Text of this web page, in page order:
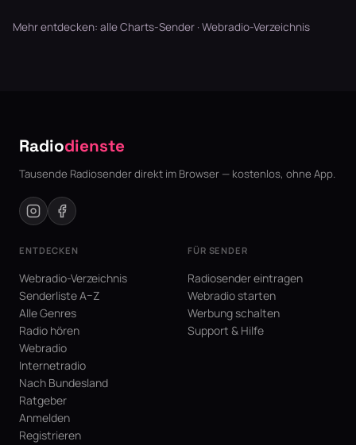
Mehr entdecken: alle Charts-Sender · Webradio-Verzeichnis
Radiodienste
Tausende Radiosender direkt im Browser — kostenlos, ohne App.
ENTDECKEN
Webradio-Verzeichnis
Senderliste A–Z
Alle Genres
Radio hören
Webradio
Internetradio
Nach Bundesland
Ratgeber
Anmelden
Registrieren
FÜR SENDER
Radiosender eintragen
Webradio starten
Werbung schalten
Support & Hilfe